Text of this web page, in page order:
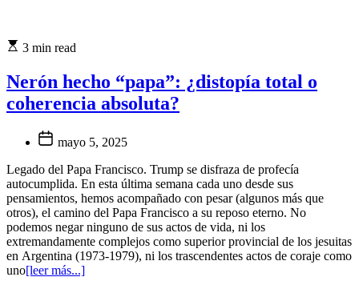
3 min read
Nerón hecho “papa”: ¿distopía total o
coherencia absoluta?
mayo 5, 2025
Legado del Papa Francisco. Trump se disfraza de profecía
autocumplida. En esta última semana cada uno desde sus
pensamientos, hemos acompañado con pesar (algunos más que
otros), el camino del Papa Francisco a su reposo eterno. No
podemos negar ninguno de sus actos de vida, ni los
extremandamente complejos como superior provincial de los jesuitas
en Argentina (1973-1979), ni los trascendentes actos de coraje como
uno[leer más...]